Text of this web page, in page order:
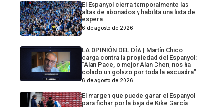
El Espanyol cierra temporalmente las
altas de abonados y habilita una lista de
espera
6 de agosto de 2026
LA OPINIÓN DEL DÍA | Martín Chico
carga contra la propiedad del Espanyol:
“Alan Pace, o mejor Alan Chen, nos ha
colado un golazo por toda la escuadra”
6 de agosto de 2026
El margen que puede ganar el Espanyol
para fichar por la baja de Kike García